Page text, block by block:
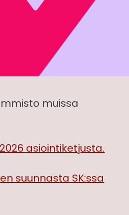
muissa
asiointiketjusta.
suunnasta SK:ssa